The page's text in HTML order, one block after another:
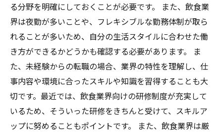
る分野を明確にしておくことが必要です。 また、飲食業
界は夜勤が多いことや、フレキシブルな勤務体制が取ら
れることが多いため、自分の生活スタイルに合わせた働
き方ができるかどうかも確認する必要があります。 ま
た、未経験からの転職の場合、業界の特性を理解し、仕
事内容や環境に合ったスキルや知識を習得することも大
切です。最近では、飲食業界向けの研修制度が充実して
いるため、そういった研修をきちんと受けて、スキルア
ップに努めることもポイントです。 また、飲食業界は厳